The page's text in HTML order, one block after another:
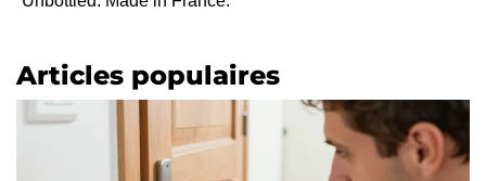
Articles populaires